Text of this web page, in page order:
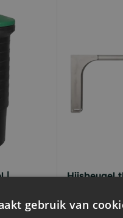
|
Hijsbeugel
gebruik van